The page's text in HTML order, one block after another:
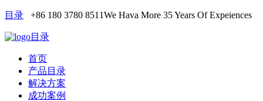
目录 +86 180 3780 8511We Hava More 35 Years Of Expeiences
目录
首页
产品目录
解决方案
成功案例